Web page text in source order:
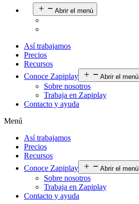
Abrir el menú
Así trabajamos
Precios
Recursos
Conoce Zapiplay
Abrir el menú
Sobre nosotros
Trabaja en Zapiplay
Contacto y ayuda
Menú
Así trabajamos
Precios
Recursos
Conoce Zapiplay
Abrir el menú
Sobre nosotros
Trabaja en Zapiplay
Contacto y ayuda